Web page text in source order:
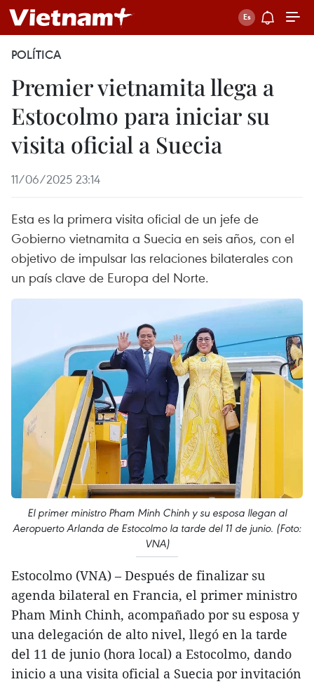
POLÍTICA
Premier vietnamita llega a
Estocolmo para iniciar su
visita oficial a Suecia
11/06/2025 23:14
Esta es la primera visita oficial de un jefe de
Gobierno vietnamita a Suecia en seis años, con el
objetivo de impulsar las relaciones bilaterales con
un país clave de Europa del Norte.
El primer ministro Pham Minh Chinh y su esposa llegan al
Aeropuerto Arlanda de Estocolmo la tarde del 11 de junio. (Foto:
VNA)
Estocolmo (VNA) – Después de finalizar su
agenda bilateral en Francia, el primer ministro
Pham Minh Chinh, acompañado por su esposa y
una delegación de alto nivel, llegó en la tarde
del 11 de junio (hora local) a Estocolmo, dando
inicio a una visita oficial a Suecia por invitación